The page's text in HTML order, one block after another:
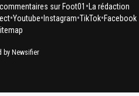
sur Foot01 • La rédaction
•Youtube• Instagram•TikTok•Facebook
by Newsifier